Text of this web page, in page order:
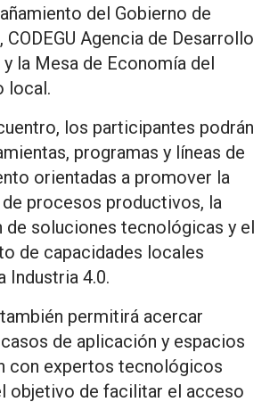
del Gobierno de
CODEGU Agencia de Desarrollo
y la Mesa de Economía del
local.
los participantes podrán
programas y líneas de
orientadas a promover la
procesos productivos, la
de soluciones tecnológicas y el
de capacidades locales
Industria 4.0.
permitirá acercar
de aplicación y espacios
con expertos tecnológicos
objetivo de facilitar el acceso